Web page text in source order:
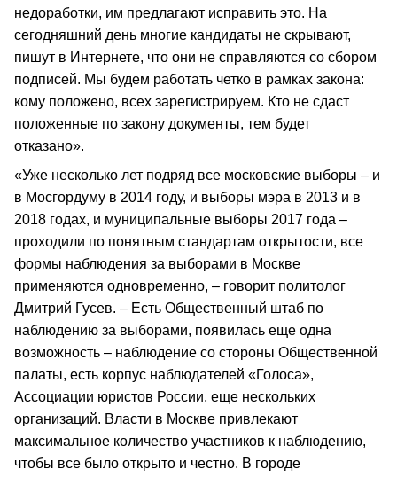
недоработки, им предлагают исправить это. На
сегодняшний день многие кандидаты не скрывают,
пишут в Интернете, что они не справляются со сбором
подписей. Мы будем работать четко в рамках закона:
кому положено, всех зарегистрируем. Кто не сдаст
положенные по закону документы, тем будет
отказано».
«Уже несколько лет подряд все московские выборы – и
в Мосгордуму в 2014 году, и выборы мэра в 2013 и в
2018 годах, и муниципальные выборы 2017 года –
проходили по понятным стандартам открытости, все
формы наблюдения за выборами в Москве
применяются одновременно, – говорит политолог
Дмитрий Гусев. – Есть Общественный штаб по
наблюдению за выборами, появилась еще одна
возможность – наблюдение со стороны Общественной
палаты, есть корпус наблюдателей «Голоса»,
Ассоциации юристов России, еще нескольких
организаций. Власти в Москве привлекают
максимальное количество участников к наблюдению,
чтобы все было открыто и честно. В городе